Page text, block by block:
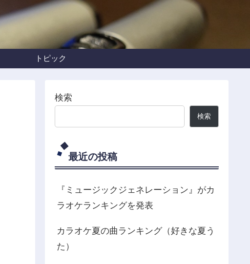
トピック
検索
検索
最近の投稿
『ミュージックジェネレーション』がカ
ラオケランキングを発表
カラオケ夏の曲ランキング（好きな夏う
た）